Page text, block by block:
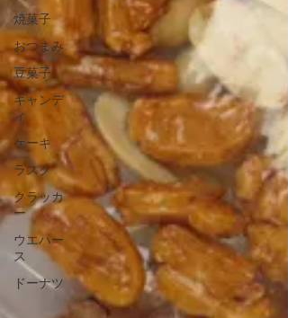
焼菓子
おつまみ
豆菓子
キャンデ
ィ
ケーキ
ラスク
クラッカ
ー
ウエハー
ス
ドーナツ